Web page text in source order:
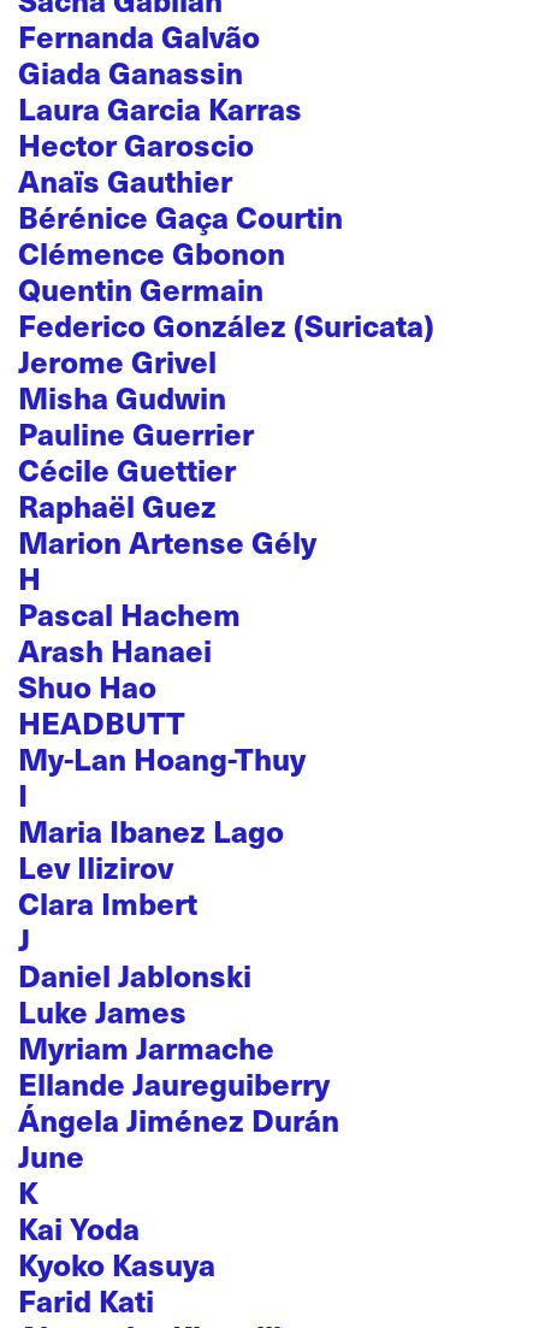
Fernanda Galvão
Giada Ganassin
Laura Garcia Karras
Hector Garoscio
Anaïs Gauthier
Bérénice Gaça Courtin
Clémence Gbonon
Quentin Germain
Federico González (Suricata)
Jerome Grivel
Misha Gudwin
Pauline Guerrier
Cécile Guettier
Raphaël Guez
Marion Artense Gély
H
Pascal Hachem
Arash Hanaei
Shuo Hao
HEADBUTT
My-Lan Hoang-Thuy
I
Maria Ibanez Lago
Lev Ilizirov
Clara Imbert
J
Daniel Jablonski
Luke James
Myriam Jarmache
Ellande Jaureguiberry
Ángela Jiménez Durán
June
K
Kai Yoda
Kyoko Kasuya
Farid Kati